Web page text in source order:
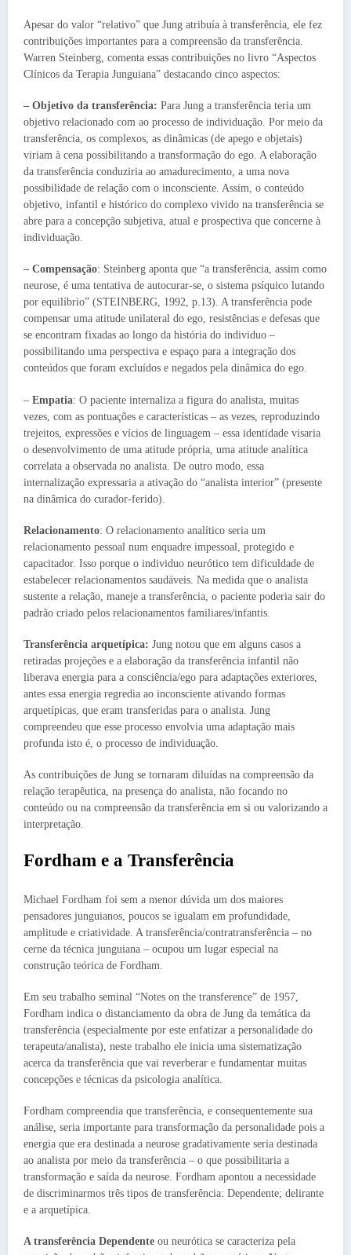
Apesar do valor “relativo” que Jung atribuía à transferência, ele fez
contribuições importantes para a compreensão da transferência.
Warren Steinberg, comenta essas contribuições no livro “Aspectos
Clínicos da Terapia Junguiana” destacando cinco aspectos:
– Objetivo da transferência: Para Jung a transferência teria um
objetivo relacionado com ao processo de individuação. Por meio da
transferência, os complexos, as dinâmicas (de apego e objetais)
viriam à cena possibilitando a transformação do ego. A elaboração
da transferência conduziria ao amadurecimento, a uma nova
possibilidade de relação com o inconsciente. Assim, o conteúdo
objetivo, infantil e histórico do complexo vivido na transferência se
abre para a concepção subjetiva, atual e prospectiva que concerne à
individuação.
– Compensação: Steinberg aponta que “a transferência, assim como
neurose, é uma tentativa de autocurar-se, o sistema psíquico lutando
por equilíbrio” (STEINBERG, 1992, p.13). A transferência pode
compensar uma atitude unilateral do ego, resistências e defesas que
se encontram fixadas ao longo da história do individuo –
possibilitando uma perspectiva e espaço para a integração dos
conteúdos que foram excluídos e negados pela dinâmica do ego.
– Empatia: O paciente internaliza a figura do analista, muitas
vezes, com as pontuações e características – as vezes, reproduzindo
trejeitos, expressões e vícios de linguagem – essa identidade visaria
o desenvolvimento de uma atitude própria, uma atitude analítica
correlata a observada no analista. De outro modo, essa
internalização expressaria a ativação do “analista interior” (presente
na dinâmica do curador-ferido).
Relacionamento: O relacionamento analítico seria um
relacionamento pessoal num enquadre impessoal, protegido e
capacitador. Isso porque o individuo neurótico tem dificuldade de
estabelecer relacionamentos saudáveis. Na medida que o analista
sustente a relação, maneje a transferência, o paciente poderia sair do
padrão criado pelos relacionamentos familiares/infantis.
Transferência arquetípica: Jung notou que em alguns casos a
retiradas projeções e a elaboração da transferência infantil não
liberava energia para a consciência/ego para adaptações exteriores,
antes essa energia regredia ao inconsciente ativando formas
arquetípicas, que eram transferidas para o analista. Jung
compreendeu que esse processo envolvia uma adaptação mais
profunda isto é, o processo de individuação.
As contribuições de Jung se tornaram diluídas na compreensão da
relação terapêutica, na presença do analista, não focando no
conteúdo ou na compreensão da transferência em si ou valorizando a
interpretação.
Fordham e a Transferência
Michael Fordham foi sem a menor dúvida um dos maiores
pensadores junguianos, poucos se igualam em profundidade,
amplitude e criatividade. A transferência/contratransferência – no
cerne da técnica junguiana – ocupou um lugar especial na
construção teórica de Fordham.
Em seu trabalho seminal “Notes on the transference” de 1957,
Fordham indica o distanciamento da obra de Jung da temática da
transferência (especialmente por este enfatizar a personalidade do
terapeuta/analista), neste trabalho ele inicia uma sistematização
acerca da transferência que vai reverberar e fundamentar muitas
concepções e técnicas da psicologia analítica.
Fordham compreendia que transferência, e consequentemente sua
análise, seria importante para transformação da personalidade pois a
energia que era destinada a neurose gradativamente seria destinada
ao analista por meio da transferência – o que possibilitaria a
transformação e saída da neurose. Fordham apontou a necessidade
de discriminarmos três tipos de transferência: Dependente; delirante
e a arquetípica.
A transferência Dependente ou neurótica se caracteriza pela